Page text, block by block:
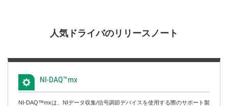
人気 ドライバのリリース ノート
NI-DAQ™mx
NI-DAQ™mxは、NIデータ収集/信号調節デバイスを使用する際のサポート製